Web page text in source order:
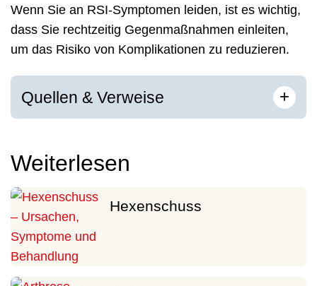
Wenn Sie an RSI-Symptomen leiden, ist es wichtig,
dass Sie rechtzeitig Gegenmaßnahmen einleiten,
um das Risiko von Komplikationen zu reduzieren.
Quellen & Verweise +
Weiterlesen
Hexenschuss